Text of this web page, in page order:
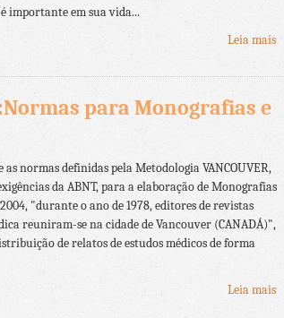
importante em sua vida...
Leia mais
para Monografias e
normas definidas pela Metodologia VANCOUVER,
da ABNT, para a elaboração de Monografias
"durante o ano de 1978, editores de revistas
reuniram-se na cidade de Vancouver (CANADÁ)",
de relatos de estudos médicos de forma
Leia mais